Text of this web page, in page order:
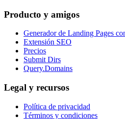
Producto y amigos
Generador de Landing Pages
Extensión SEO
Precios
Submit Dirs
Query.Domains
Legal y recursos
Política de privacidad
Términos y condiciones